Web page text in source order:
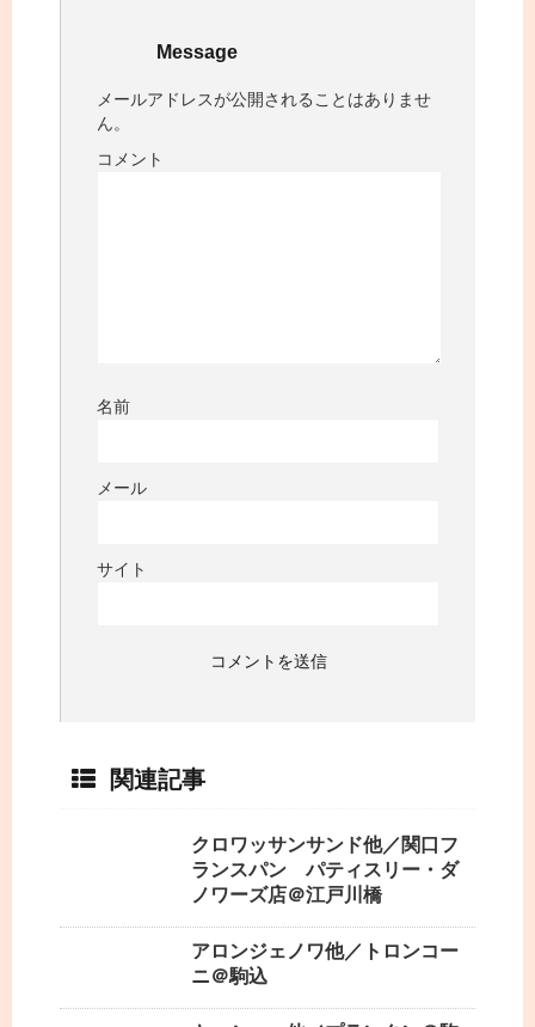
Message
メールアドレスが公開されることはありませ
ん。
コメント
名前
メール
サイト
関連記事
クロワッサンサンド他／関口フ
ランスパン パティスリー・ダ
ノワーズ店＠江戸川橋
アロンジェノワ他／トロンコー
ニ＠駒込